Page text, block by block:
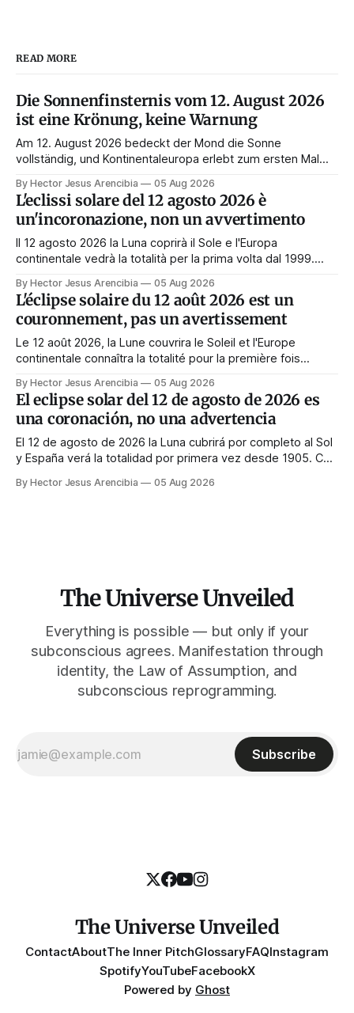
READ MORE
Die Sonnenfinsternis vom 12. August 2026
ist eine Krönung, keine Warnung
Am 12. August 2026 bedeckt der Mond die Sonne
vollständig, und Kontinentaleuropa erlebt zum ersten Mal
Tag nichts zu tun. Das Symbol sagt das Gegenteil: Die
Korona zeigt sich nur, wenn das Gesicht verdeckt ist.
By Hector Jesus Arencibia 05 Aug 2026
L'eclissi solare del 12 agosto 2026 è
un'incoronazione, non un avvertimento
Il 12 agosto 2026 la Luna coprirà il Sole e l'Europa
continentale vedrà la totalità per la prima volta dal 1999.
astenersi quel giorno. Il simbolismo dice il contrario: la
corona appare solo quando il volto viene nascosto.
By Hector Jesus Arencibia 05 Aug 2026
L'éclipse solaire du 12 août 2026 est un
couronnement, pas un avertissement
Le 12 août 2026, la Lune couvrira le Soleil et l'Europe
continentale connaîtra la totalité pour la première fois
conseillent de s'abstenir ce jour-là. Le symbolisme dit
l'inverse : la couronne n'apparaît que si le visage est
masqué.
By Hector Jesus Arencibia 05 Aug 2026
El eclipse solar del 12 de agosto de 2026 es
una coronación, no una advertencia
El 12 de agosto de 2026 la Luna cubrirá por completo al Sol
y España verá la totalidad por primera vez desde 1905. Casi
nada ese día. El simbolismo dice lo contrario: la corona del
By Hector Jesus Arencibia 05 Aug 2026
The Universe Unveiled
Everything is possible — but only if your
subconscious agrees. Manifestation through
identity, the Law of Assumption, and
subconscious reprogramming.
Subscribe
The Universe Unveiled
ContactAboutThe Inner PitchGlossaryFAQInstagram
SpotifyYouTubeFacebookX
Powered by Ghost